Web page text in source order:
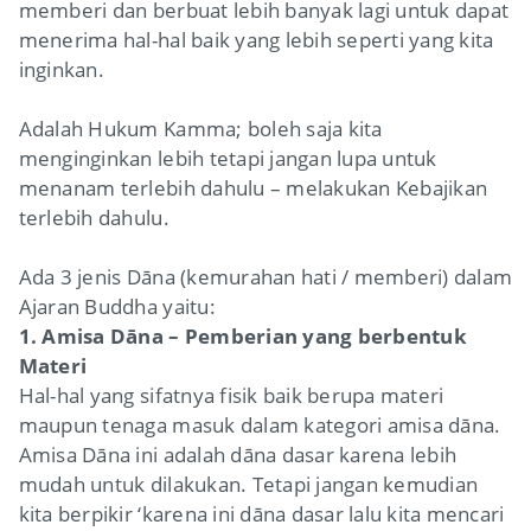
memberi dan berbuat lebih banyak lagi untuk dapat
menerima hal-hal baik yang lebih seperti yang kita
inginkan.
Adalah Hukum Kamma; boleh saja kita
menginginkan lebih tetapi jangan lupa untuk
menanam terlebih dahulu – melakukan Kebajikan
terlebih dahulu.
Ada 3 jenis Dāna (kemurahan hati / memberi) dalam
Ajaran Buddha yaitu:
1. Amisa Dāna – Pemberian yang berbentuk
Materi
Hal-hal yang sifatnya fisik baik berupa materi
maupun tenaga masuk dalam kategori amisa dāna.
Amisa Dāna ini adalah dāna dasar karena lebih
mudah untuk dilakukan. Tetapi jangan kemudian
kita berpikir ‘karena ini dāna dasar lalu kita mencari